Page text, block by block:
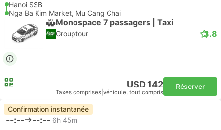
Hanoi SSB
Nga Ba Kim Market, Mu Cang Chai
Monospace 7 passagers | Taxi
Grouptour 3.8
USD 142
Taxes comprises véhicule, tout compris
Réserver
Confirmation instantanée
--:-- --:-- 6h 45m